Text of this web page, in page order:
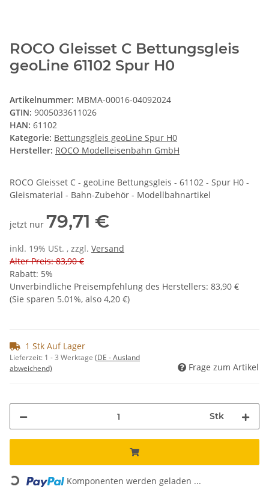
ROCO Gleisset C Bettungsgleis
geoLine 61102 Spur H0
Artikelnummer: MBMA-00016-04092024
GTIN: 9005033611026
HAN: 61102
Kategorie: Bettungsgleis geoLine Spur H0
Hersteller: ROCO Modelleisenbahn GmbH
ROCO Gleisset C - geoLine Bettungsgleis - 61102 - Spur H0 -
Gleismaterial - Bahn-Zubehör - Modellbahnartikel
jetzt nur 79,71 €
inkl. 19% USt. , zzgl. Versand
Alter Preis: 83,90 €
Rabatt: 5%
Unverbindliche Preisempfehlung des Herstellers: 83,90 €
(Sie sparen 5.01%, also 4,20 €)
1 Stk Auf Lager
Lieferzeit: 1 - 3 Werktage (DE - Ausland
abweichend)
Frage zum Artikel
Stk
Loading... Komponenten werden geladen ...